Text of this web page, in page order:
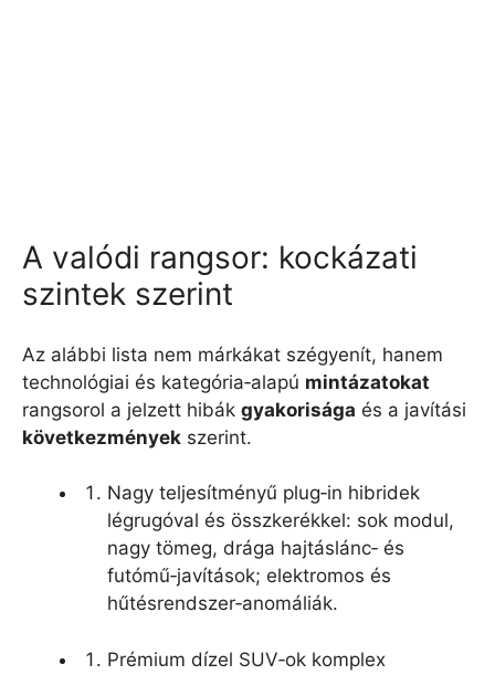
A valódi rangsor: kockázati
szintek szerint
Az alábbi lista nem márkákat szégyenít, hanem
technológiai és kategória‑alapú mintázatokat
rangsorol a jelzett hibák gyakorisága és a javítási
következmények szerint.
Nagy teljesítményű plug‑in hibridek
légrugóval és összkerékkel: sok modul,
nagy tömeg, drága hajtáslánc‑ és
futómű‑javítások; elektromos és
hűtésrendszer‑anomáliák.
Prémium dízel SUV‑ok komplex